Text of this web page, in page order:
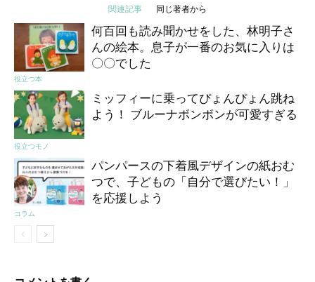
関連記事 同じ著者から
役立つ本
何百回も読み聞かせをした、林明子さ
んの絵本。息子が一番のお気に入りは
〇〇でした
役立つモノ
ミッフィーに乗ってぴょんぴょん跳ね
よう！ ブルーナボンボンが可愛すぎる
コラム
パンパースの下着風デザインの紙おむ
つで、子どもの「自分で選びたい！」
を応援しよう